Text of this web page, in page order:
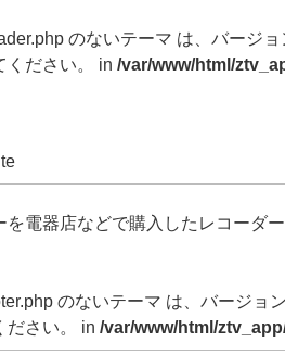
のないテーマ は、バージ
ください。 in /var/www/html/
電器店などで購入したレコーダ
のないテーマ は、バージョ
ださい。 in /var/www/html/